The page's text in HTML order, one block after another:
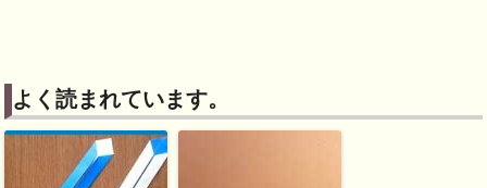
よく読まれています。